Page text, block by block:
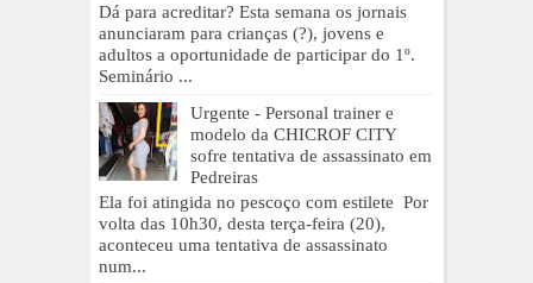
Dá para acreditar? Esta semana os jornais
anunciaram para crianças (?), jovens e
adultos a oportunidade de participar do 1º.
Seminário ...
Urgente - Personal trainer e
modelo da CHICROF CITY
sofre tentativa de assassinato em
Pedreiras
Ela foi atingida no pescoço com estilete Por
volta das 10h30, desta terça-feira (20),
aconteceu uma tentativa de assassinato
num...